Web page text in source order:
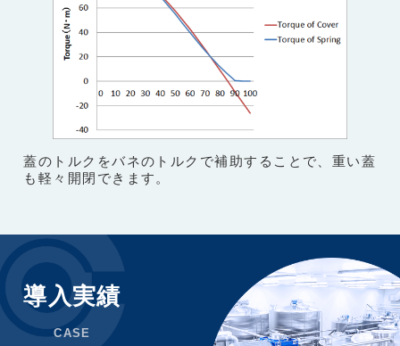
蓋のトルクをバネのトルクで補助することで、重い蓋
も軽々開閉できます。
導入実績
CASE